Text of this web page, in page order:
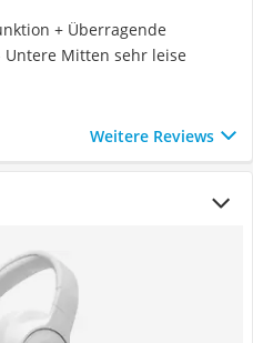
+ Überragende
+ Sitzt angenehm - Untere Mitten sehr leise
Weitere Reviews